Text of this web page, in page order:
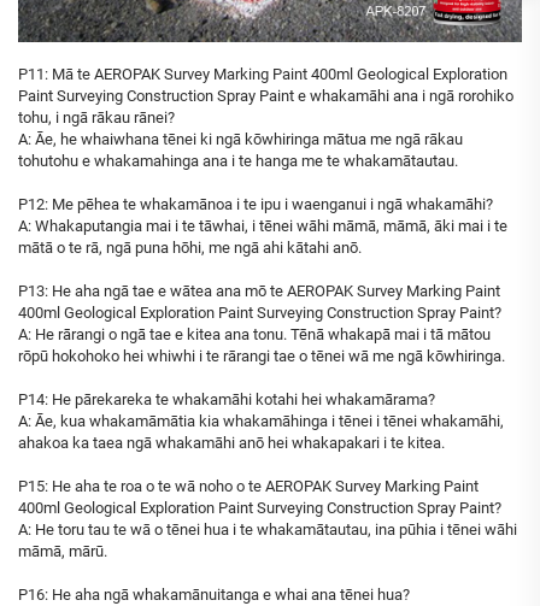
P11: Mā te AEROPAK Survey Marking Paint 400ml Geological Exploration
Paint Surveying Construction Spray Paint e whakamāhi ana i ngā rorohiko
tohu, i ngā rākau rānei?
A: Āe, he whaiwhana tēnei ki ngā kōwhiringa mātua me ngā rākau
tohutohu e whakamahinga ana i te hanga me te whakamātautau.
P12: Me pēhea te whakamānoa i te ipu i waenganui i ngā whakamāhi?
A: Whakaputangia mai i te tāwhai, i tēnei wāhi māmā, māmā, āki mai i te
mātā o te rā, ngā puna hōhi, me ngā ahi kātahi anō.
P13: He aha ngā tae e wātea ana mō te AEROPAK Survey Marking Paint
400ml Geological Exploration Paint Surveying Construction Spray Paint?
A: He rārangi o ngā tae e kitea ana tonu. Tēnā whakapā mai i tā mātou
rōpū hokohoko hei whiwhi i te rārangi tae o tēnei wā me ngā kōwhiringa.
P14: He pārekareka te whakamāhi kotahi hei whakamārama?
A: Āe, kua whakamāmātia kia whakamāhinga i tēnei i tēnei whakamāhi,
ahakoa ka taea ngā whakamāhi anō hei whakapakari i te kitea.
P15: He aha te roa o te wā noho o te AEROPAK Survey Marking Paint
400ml Geological Exploration Paint Surveying Construction Spray Paint?
A: He toru tau te wā o tēnei hua i te whakamātautau, ina pūhia i tēnei wāhi
māmā, mārū.
P16: He aha ngā whakamānuitanga e whai ana tēnei hua?